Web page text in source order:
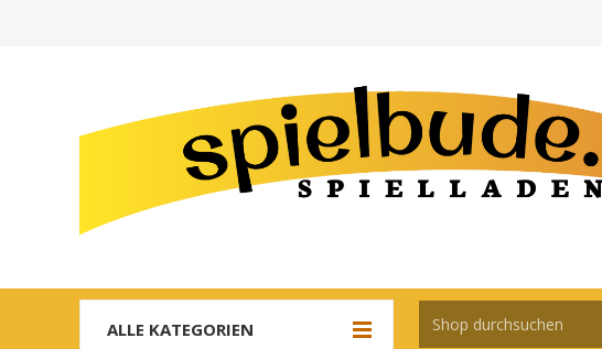
ALLE KATEGORIEN